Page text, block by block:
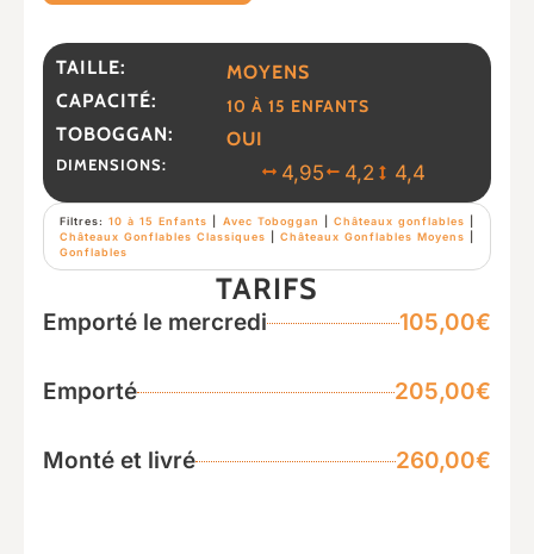
TAILLE:
MOYENS
CAPACITÉ:
10 À 15 ENFANTS
TOBOGGAN: OUI
DIMENSIONS: 4,95 4,2 4,4
Filtres:10 à 15 Enfants Avec Toboggan Châteaux gonflables
Châteaux Gonflables Classiques
Châteaux Gonflables Moyens
Gonflables
TARIFS
Emporté le mercredi 105,00€
Emporté 205,00€
Monté et livré 260,00€